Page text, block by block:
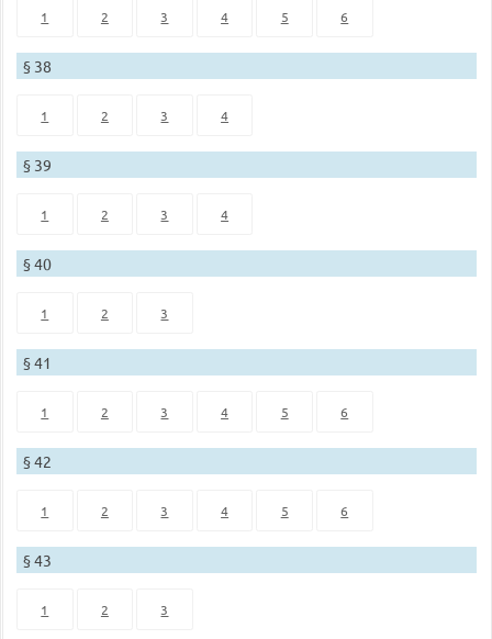
1 2 3 4 5 6
§ 38
1 2 3 4
§ 39
1 2 3 4
§ 40
1 2 3
§ 41
1 2 3 4 5 6
§ 42
1 2 3 4 5 6
§ 43
1 2 3